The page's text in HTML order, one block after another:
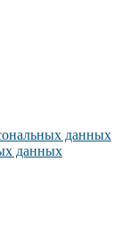
данных
данных